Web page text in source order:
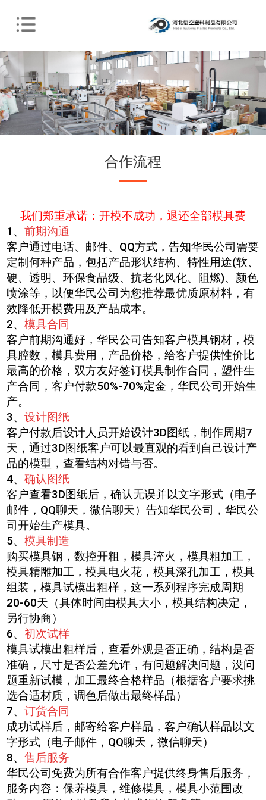
合作流程
我们郑重承诺：开模不成功，退还全部模具费
1 、前期沟通
客户通过电话、邮件、 QQ方式，告知华民公司需要
定制何种产品，包括产品形状结构、特性用途(软、
硬、透明、环保食品级、抗老化风化、阻燃)、颜色
喷涂等，以便华民公司为您推荐最优质原材料，有
效降低开模费用及产品成本。
2、模具合同
客户前期沟通好，华民公司告知客户模具钢材，模
具腔数，模具费用，产品价格，给客户提供性价比
最高的价格，双方友好签订模具制作合同，塑件生
产合同，客户付款50%-70%定金，华民公司开始生
产。
3、设计图纸
客户付款后设计人员开始设计3D图纸，制作周期7
天，通过3D图纸客户可以最直观的看到自己设计产
品的模型，查看结构对错与否。
4、确认图纸
客户查看3D图纸后，确认无误并以文字形式（电子
邮件， QQ聊天，微信聊天）告知华民公司，华民公
司开始生产模具。
5、模具制造
购买模具钢，数控开粗，模具淬火，模具粗加工，
模具精雕加工，模具电火花，模具深孔加工，模具
组装，模具试模出粗样，这一系列程序完成周期
20-60天（具体时间由模具大小，模具结构决定，
另行协商）
6、初次试样
模具试模出粗样后，查看外观是否正确，结构是否
准确，尺寸是否公差允许，有问题解决问题，没问
题重新试模，加工最终合格样品（根据客户要求挑
选合适材质，调色后做出最终样品）
7、订货合同
成功试样后，邮寄给客户样品，客户确认样品以文
字形式（电子邮件， QQ聊天，微信聊天）
8、售后服务
华民公司免费为所有合作客户提供终身售后服务，
服务内容：保养模具，维修模具，模具小范围改